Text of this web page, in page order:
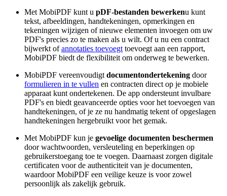
Met MobiPDF kunt u pDF-bestanden bewerkenu kunt
tekst, afbeeldingen, handtekeningen, opmerkingen en
tekeningen wijzigen of nieuwe elementen invoegen om uw
PDF's precies zo te maken als u wilt. Of u nu een contract
bijwerkt ofannotaties toevoegt toevoegt aan een rapport,
MobiPDF biedt de flexibiliteit om onderweg te bewerken.
MobiPDF vereenvoudigt documentondertekening door
formulieren in te vullen en contracten direct op je mobiele
apparaat kunt ondertekenen. De app ondersteunt invulbare
PDF's en biedt geavanceerde opties voor het toevoegen van
handtekeningen, of je ze nu handmatig tekent of opgeslagen
handtekeningen hergebruikt voor het gemak.
Met MobiPDF kun je gevoelige documenten beschermen
door wachtwoorden, versleuteling en beperkingen op
gebruikerstoegang toe te voegen. Daarnaast zorgen digitale
certificaten voor de authenticiteit van je documenten,
waardoor MobiPDF een veilige keuze is voor zowel
persoonlijk als zakelijk gebruik.